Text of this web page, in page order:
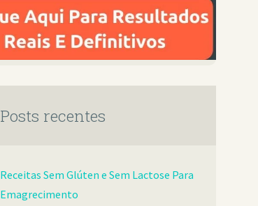
Posts recentes
Receitas Sem Glúten e Sem Lactose Para
Emagrecimento